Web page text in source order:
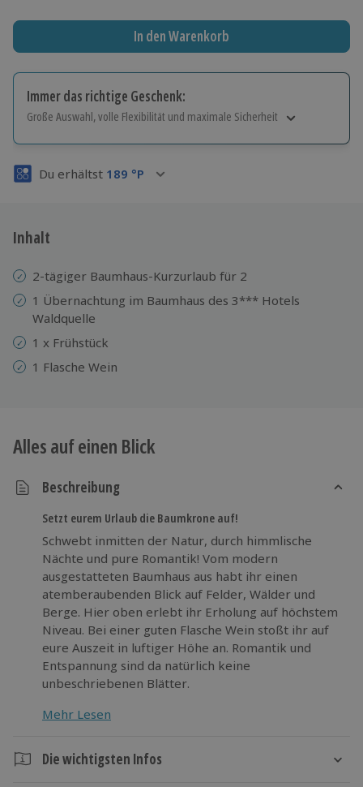
In den Warenkorb
Immer das richtige Geschenk:
Große Auswahl, volle Flexibilität und maximale Sicherheit
Volle Flexibilität
3 Jahre gültig & verlängerbar.
Du erhältst 189 °P
Inhalt
2-tägiger Baumhaus-Kurzurlaub für 2
1 Übernachtung im Baumhaus des 3*** Hotels
Waldquelle
1 x Frühstück
1 Flasche Wein
Alles auf einen Blick
Beschreibung
Setzt eurem Urlaub die Baumkrone auf!
Schwebt inmitten der Natur, durch himmlische
Nächte und pure Romantik! Vom modern
ausgestatteten Baumhaus aus habt ihr einen
atemberaubenden Blick auf Felder, Wälder und
Berge. Hier oben erlebt ihr Erholung auf höchstem
Niveau. Bei einer guten Flasche Wein stoßt ihr auf
eure Auszeit in luftiger Höhe an. Romantik und
Entspannung sind da natürlich keine
unbeschriebenen Blätter.
Treibt eure Auszeit auf die Spitze und kommt im
Mehr Lesen
Die wichtigsten Infos